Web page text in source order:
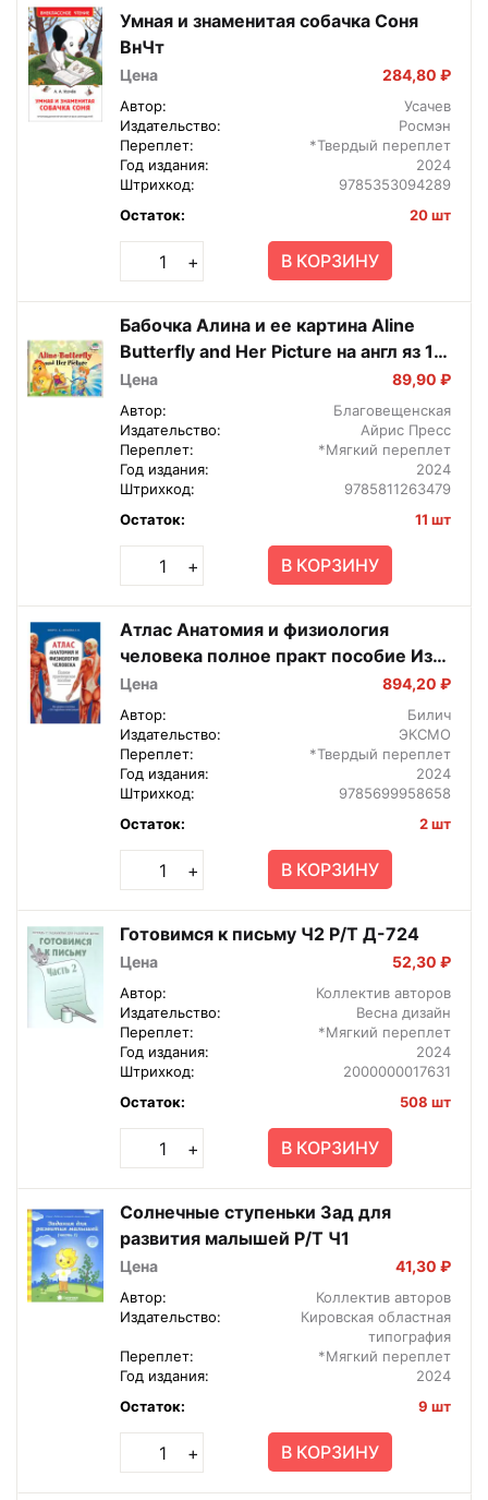
Умная и знаменитая собачка Соня
ВнЧт
Цена 284,80 ₽
Автор:
Усачев
Издательство:
Росмэн
Переплет:
*Твердый переплет
Год издания:
2024
Штрихкод:
9785353094289
Остаток:
20 шт
+ В КОРЗИНУ
Бабочка Алина и ее картина Aline
Butterfly and Her Picture на англ яз 1
ур
Цена 89,90 ₽
Автор:
Благовещенская
Издательство:
Айрис Пресс
Переплет:
*Мягкий переплет
Год издания:
2024
Штрихкод:
9785811263479
Остаток:
11 шт
+ В КОРЗИНУ
Атлас Анатомия и физиология
человека полное практ пособие Изд
2
Цена 894,20 ₽
Автор:
Билич
Издательство:
ЭКСМО
Переплет:
*Твердый переплет
Год издания:
2024
Штрихкод:
9785699958658
Остаток:
2 шт
+ В КОРЗИНУ
Готовимся к письму Ч2 Р/Т Д-724
Цена 52,30 ₽
Автор:
Коллектив авторов
Издательство:
Весна дизайн
Переплет:
*Мягкий переплет
Год издания:
2024
Штрихкод:
2000000017631
Остаток:
508 шт
+ В КОРЗИНУ
Солнечные ступеньки Зад для
развития малышей Р/Т Ч1
Цена 41,30 ₽
Автор:
Коллектив авторов
Издательство:
Кировская областная
типография
Переплет:
*Мягкий переплет
Год издания:
2024
Остаток:
9 шт
+ В КОРЗИНУ